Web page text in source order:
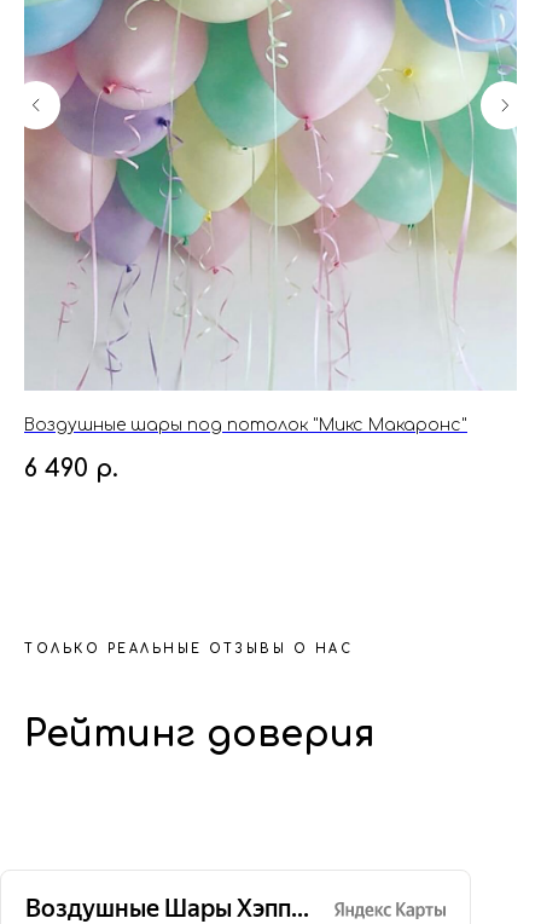
Воздушные шары под потолок "Микс Макаронс"
6 490 р.
ТОЛЬКО РЕАЛЬНЫЕ ОТЗЫВЫ О НАС
Рейтинг доверия